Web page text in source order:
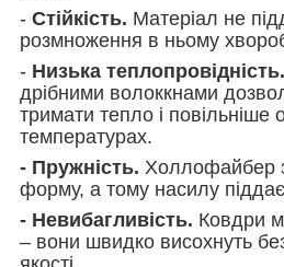
- Стійкість. Матеріал не
розмноження в ньому
- Низька теплопровідність.
дрібними волоккнами
тримати тепло і повільніше
температурах.
- Пружність. Холлофайбер
форму, а тому насилу
- Невибагливість. Ковдри
– вони швидко висохнуть